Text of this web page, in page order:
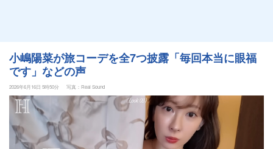
小嶋陽菜が旅コーデを全7つ披露「毎回本当に眼福
です」などの声
2026年6月16日 5時50分 写真：Real Sound